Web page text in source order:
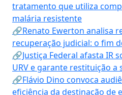
tratamento que utiliza
malária resistente
🔗Renato Ewerton analisa
recuperação judicial: o fim
🔗Justiça Federal afasta IR
URV e garante restituição a
🔗Flávio Dino convoca
eficiência da destinação de